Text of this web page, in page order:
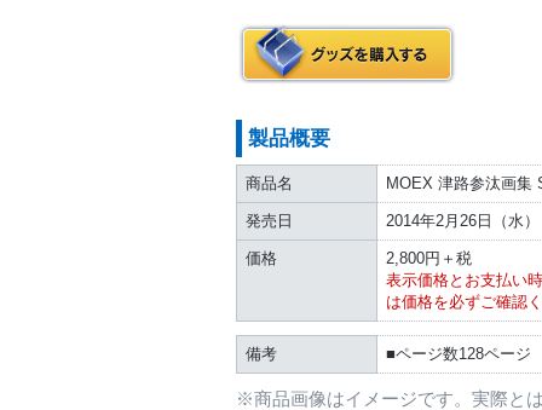
製品概要
商品名 MOEX 津路参汰画集
発売日 2014年2月26日（水）
価格
2,800円＋税
表示価格とお支払い
は価格を必ずご確認
備考 ■ページ数128ページ
※商品画像はイメージです。実際と